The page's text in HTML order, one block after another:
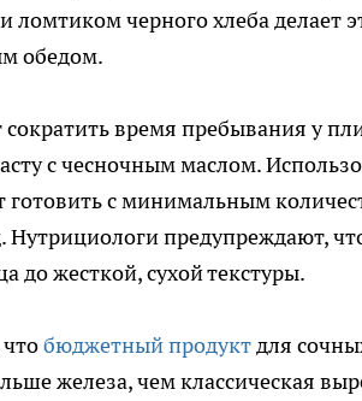
ломтиком черного хлеба
обедом.
сократить время пребывания у
с чесночным маслом.
готовить с минимальным
Нутрициологи предупреждают,
до жесткой, сухой текстуры.
бюджетный продуктдля
железа, чем классическая